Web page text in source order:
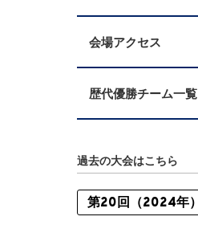
会場アクセス
歴代優勝チーム一覧
過去の大会はこちら